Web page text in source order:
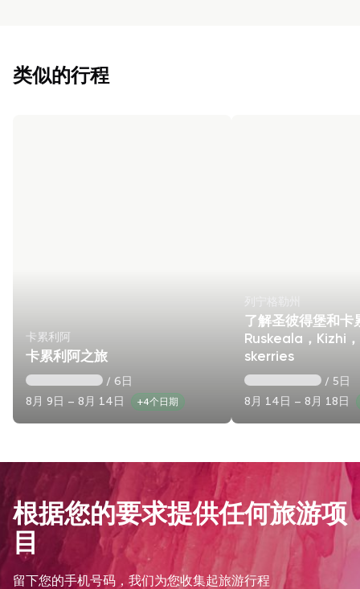
类似的行程
卡累利阿
卡累利阿之旅
/ 6日
8月 9日 – 8月 14日
+4个日期
列宁格勒州
了解圣彼得堡和卡
Ruskeala，Kizhi
skerries
/ 5日
8月 14日 – 8月 18日
根据您的要求提供任何旅游项
目
留下您的手机号码，我们为您收集起旅游行程